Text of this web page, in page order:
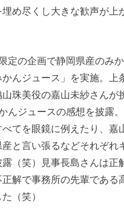
め尽くし大きな歓声が上
定の企画で静岡県産のみ
んジュース」を実施。上
珠美役の嘉山未紗さんが
んジュースの感想を披露
てを眼鏡に例えたり、嘉
と言い張るなどそれぞれ
（笑）見事長島さんは正
解で事務所の先輩である
（笑）